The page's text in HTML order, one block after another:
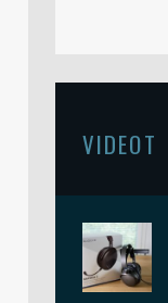
VIDEOT